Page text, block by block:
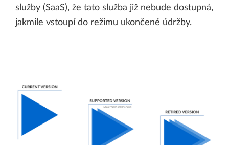
služby (SaaS), že tato služba již nebude dostupná,
jakmile vstoupí do režimu ukončené údržby.